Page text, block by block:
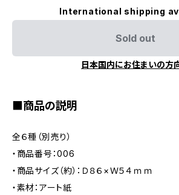
International shipping
Sold out
日本国内にお住まいの方
■商品の説明
全６種（別売り）
・商品番号：006
・商品サイズ（約）：Ｄ８６×Ｗ５４ｍｍ
・素材：アート紙